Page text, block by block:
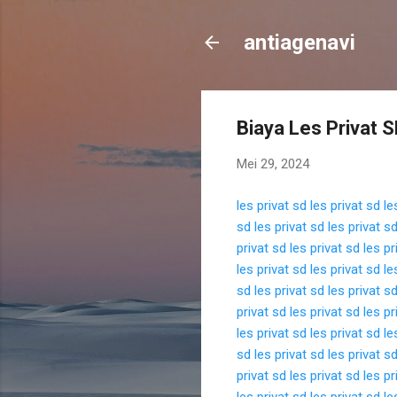
antiagenavi
Biaya Les Privat
Mei 29, 2024
les privat sd les privat sd
sd les privat sd les privat sd
privat sd les privat sd les
les privat sd les privat sd
sd les privat sd les privat sd
privat sd les privat sd les
les privat sd les privat sd
sd les privat sd les privat sd
privat sd les privat sd les